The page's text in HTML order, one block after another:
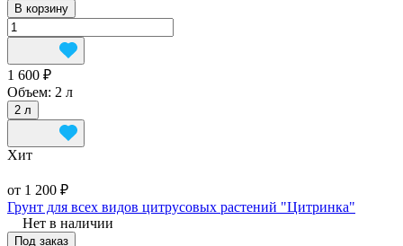
В корзину
1 600 ₽
Объем: 2 л
2 л
Хит
от 1 200 ₽
Грунт для всех видов цитрусовых растений "Цитринка"
Нет в наличии
Под заказ